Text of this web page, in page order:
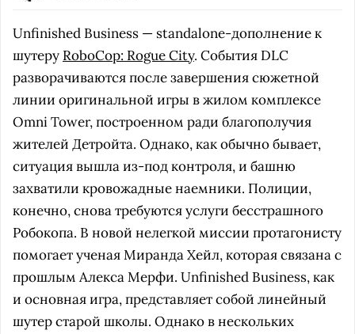
Unfinished Business — standalone-дополнение к
шутеру RoboCop: Rogue City. События DLC
разворачиваются после завершения сюжетной
линии оригинальной игры в жилом комплексе
Omni Tower, построенном ради благополучия
жителей Детройта. Однако, как обычно бывает,
ситуация вышла из-под контроля, и башню
захватили кровожадные наемники. Полиции,
конечно, снова требуются услуги бесстрашного
Робокопа. В новой нелегкой миссии протагонисту
помогает ученая Миранда Хейл, которая связана с
прошлым Алекса Мерфи. Unfinished Business, как
и основная игра, представляет собой линейный
шутер старой школы. Однако в нескольких